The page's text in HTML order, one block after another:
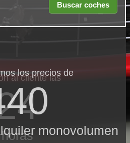
los precios de
monovolumen
al cliente las
horas